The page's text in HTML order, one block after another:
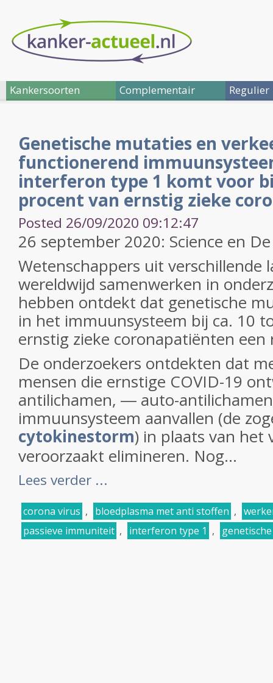
Kankersoorten Complementair Regulier
Genetische mutaties en
functionerend
interferon type 1 komt voor
procent van ernstig zieke
Posted 26/09/2020 09:12:47
26 september 2020: Science en
Wetenschappers uit verschillende
wereldwijd samenwerken in
hebben ontdekt dat genetische
in het immuunsysteem bij ca. 10
ernstig zieke coronapatiënten
De onderzoekers ontdekten dat
mensen die ernstige COVID-19
antilichamen, ― auto-
immuunsysteem aanvallen (de
cytokinestorm) in plaats van het
veroorzaakt elimineren. Nog...
Lees verder ...
corona virus , bloedplasma met anti stoffen ,
passieve immuniteit , interferon type 1 ,